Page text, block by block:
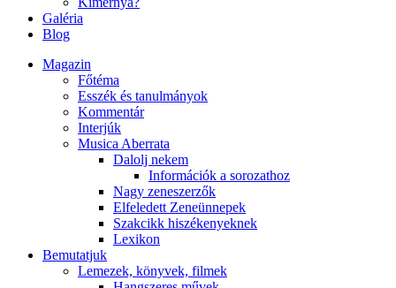
Galéria
Blog
Magazin
Főtéma
Esszék és tanulmányok
Kommentár
Interjúk
Musica Aberrata
Dalolj nekem
Információk a sorozathoz
Nagy zeneszerzők
Elfeledett Zeneünnepek
Szakcikk hiszékenyeknek
Lexikon
Bemutatjuk
Lemezek, könyvek, filmek